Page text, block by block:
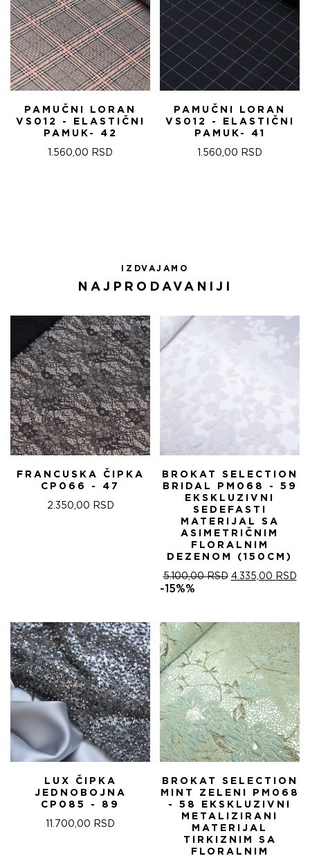
PAMUČNI LORAN
VS012 - ELASTIČNI
PAMUK- 42
1.560,00 RSD
PAMUČNI LORAN
VS012 - ELASTIČNI
PAMUK- 41
1.560,00 RSD
IZDVAJAMO
NAJPRODAVANIJI
FRANCUSKA ČIPKA
CP066 - 47
2.350,00 RSD
BROKAT SELECTION
BRIDAL PM068 - 59
EKSKLUZIVNI
SEDEFASTI
MATERIJAL SA
ASIMETRIČNIM
FLORALNIM
DEZENOM (150CM)
5.100,00RSD ОРИГИНАЛНА
5.100,00 RSD.
4.335,00 RSD
-15%%
LUX ČIPKA
JEDNOBOJNA
CP085 - 89
11.700,00 RSD
BROKAT SELECTION
MINT ZELENI PM068
- 58 EKSKLUZIVNI
METALIZIRANI
MATERIJAL
TIRKIZNIM SA
FLORALNIM